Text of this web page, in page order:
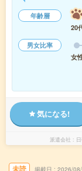
年齢層
20
男女比率
女
気になる!
派遣会社
未読 掲載日 2026/